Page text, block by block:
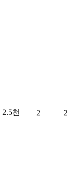
2.5천 2 2